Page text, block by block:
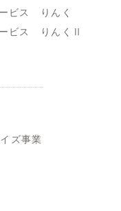
ビス りんく
ービス りんくⅡ
ズ事業